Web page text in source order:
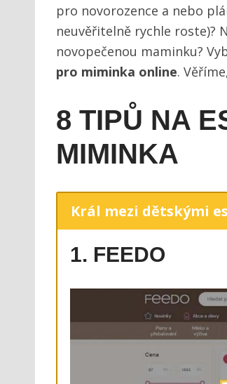
pro novorozence a nebo
neuvěřitelně rychle roste)?
novopečenou maminku?
pro miminka online.
8 TIPŮ NA
MIMINKA
Král mezi dětskými
1. FEEDO